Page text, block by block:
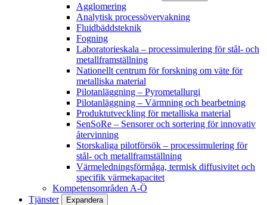
Agglomering
Analytisk processövervakning
Fluidbäddsteknik
Fogning
Laboratorieskala – processimulering för stål- och
metallframställning
Nationellt centrum för forskning om väte för
metalliska material
Pilotanläggning – Pyrometallurgi
Pilotanläggning – Värmning och bearbetning
Produktutveckling för metalliska material
SenSoRe – Sensorer och sortering för innovativ
återvinning
Storskaliga pilotförsök – processimulering för
stål- och metallframställning
Värmeledningsförmåga, termisk diffusivitet och
specifik värmekapacitet
Kompetensområden A-Ö
Tjänster
Expandera